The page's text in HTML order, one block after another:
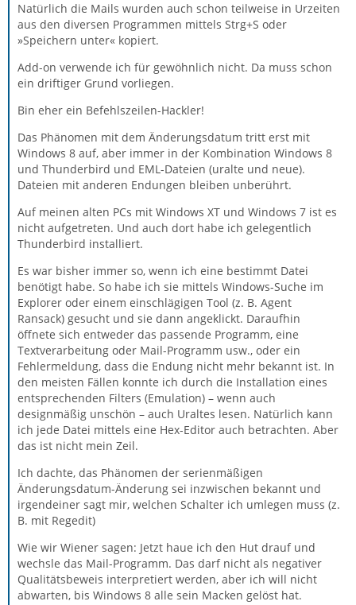
Natürlich die Mails wurden auch schon teilweise in Urzeiten
aus den diversen Programmen mittels Strg+S oder
»Speichern unter« kopiert.
Add-on verwende ich für gewöhnlich nicht. Da muss schon
ein driftiger Grund vorliegen.
Bin eher ein Befehlszeilen-Hackler!
Das Phänomen mit dem Änderungsdatum tritt erst mit
Windows 8 auf, aber immer in der Kombination Windows 8
und Thunderbird und EML-Dateien (uralte und neue).
Dateien mit anderen Endungen bleiben unberührt.
Auf meinen alten PCs mit Windows XT und Windows 7 ist es
nicht aufgetreten. Und auch dort habe ich gelegentlich
Thunderbird installiert.
Es war bisher immer so, wenn ich eine bestimmt Datei
benötigt habe. So habe ich sie mittels Windows-Suche im
Explorer oder einem einschlägigen Tool (z. B. Agent
Ransack) gesucht und sie dann angeklickt. Daraufhin
öffnete sich entweder das passende Programm, eine
Textverarbeitung oder Mail-Programm usw., oder ein
Fehlermeldung, dass die Endung nicht mehr bekannt ist. In
den meisten Fällen konnte ich durch die Installation eines
entsprechenden Filters (Emulation) – wenn auch
designmäßig unschön – auch Uraltes lesen. Natürlich kann
ich jede Datei mittels eine Hex-Editor auch betrachten. Aber
das ist nicht mein Zeil.
Ich dachte, das Phänomen der serienmäßigen
Änderungsdatum-Änderung sei inzwischen bekannt und
irgendeiner sagt mir, welchen Schalter ich umlegen muss (z.
B. mit Regedit)
Wie wir Wiener sagen: Jetzt haue ich den Hut drauf und
wechsle das Mail-Programm. Das darf nicht als negativer
Qualitätsbeweis interpretiert werden, aber ich will nicht
abwarten, bis Windows 8 alle sein Macken gelöst hat.